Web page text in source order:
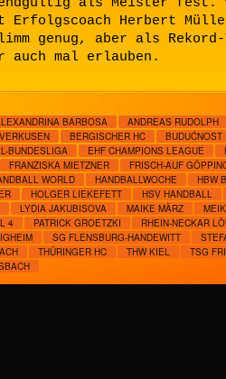
endgültig als Meister fest.
Erfolgscoach Herbert
genug, aber als
auch mal erlauben.
BARBOSA
ANDREAS RUDOLPH
BERGISCHER HC
BUNDESLIGA EHF CHAMPIONS LEAGUE
FRANZISKA MIETZNER
FRISCH-AUF
WORLD HANDBALLWOCHE
HBW
HOLGER LIEKEFETT
HSV HANDBALL
LYDIA JAKUBISOVA MAIKE MÄRZ
4 PATRICK GROETZKI
RHEIN-NECKAR
SG FLENSBURG-HANDEWITT
THÜRINGER HC THW KIEL
TSG